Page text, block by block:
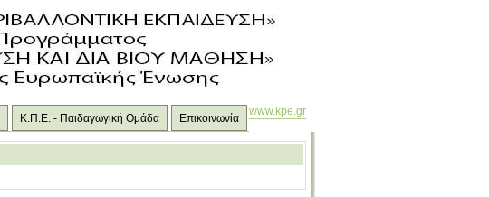
www.kpe.gr
Επικοινωνία
Κ.Π.Ε. - Παιδαγωγική Ομάδα